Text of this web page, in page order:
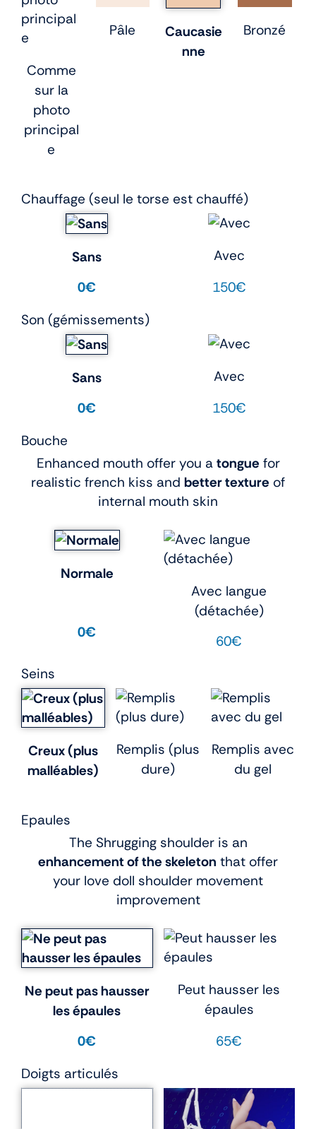
Comme
sur la
photo
principal
e
Pâle
Caucasie
nne
Bronzé
Chauffage (seul le torse est chauffé)
Sans
0€
Avec
150€
Son (gémissements)
Sans
0€
Avec
150€
Bouche
Enhanced mouth offer you a tongue for
realistic french kiss and better texture of
internal mouth skin
Normale
0€
Avec langue
(détachée)
60€
Seins
Creux (plus
malléables)
Remplis (plus
dure)
Remplis avec
du gel
Epaules
The Shrugging shoulder is an
enhancement of the skeleton that offer
your love doll shoulder movement
improvement
Ne peut pas hausser
les épaules
0€
Peut hausser les
épaules
65€
Doigts articulés